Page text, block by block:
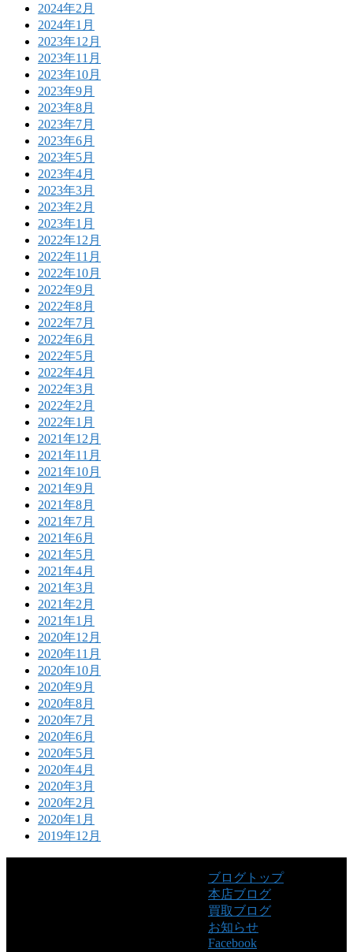
2024年2月
2024年1月
2023年12月
2023年11月
2023年10月
2023年9月
2023年8月
2023年7月
2023年6月
2023年5月
2023年4月
2023年3月
2023年2月
2023年1月
2022年12月
2022年11月
2022年10月
2022年9月
2022年8月
2022年7月
2022年6月
2022年5月
2022年4月
2022年3月
2022年2月
2022年1月
2021年12月
2021年11月
2021年10月
2021年9月
2021年8月
2021年7月
2021年6月
2021年5月
2021年4月
2021年3月
2021年2月
2021年1月
2020年12月
2020年11月
2020年10月
2020年9月
2020年8月
2020年7月
2020年6月
2020年5月
2020年4月
2020年3月
2020年2月
2020年1月
2019年12月
ブログトップ
本店ブログ
買取ブログ
お知らせ
Facebook